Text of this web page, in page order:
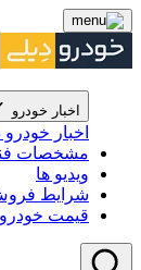
اخبار خودرو
اخبار
مشخصات
ویدیو ها
شرایط
قیمت خودرو